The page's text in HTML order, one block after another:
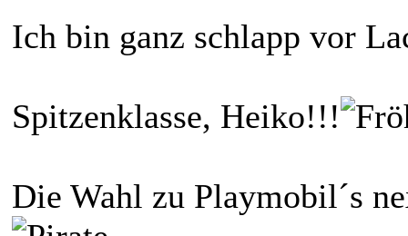
Ich bin ganz schlapp vor
Spitzenklasse, Heiko!!!
Die Wahl zu Playmobil´s